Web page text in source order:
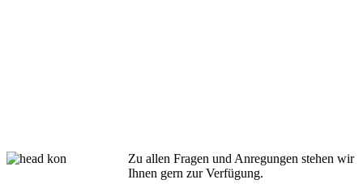
Zu allen Fragen und Anregungen stehen wir
Ihnen gern zur Verfügung.